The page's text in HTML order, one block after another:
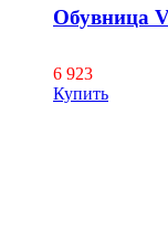
Обувница
6 923
Купить